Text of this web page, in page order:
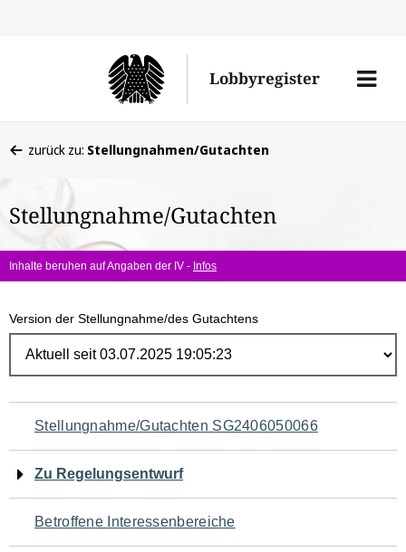
Lobbyregister
Menü
befinden
hier:
zurück zu: Stellungnahmen/Gutachten
Stellungnahme/Gutachten
Inhalte beruhen auf Angaben der IV - Infos
Version der Stellungnahme/des Gutachtens
Navigation
für
den
Seiteninhalt
Stellungnahme/Gutachten SG2406050066
Zu Regelungsentwurf
Betroffene Interessenbereiche